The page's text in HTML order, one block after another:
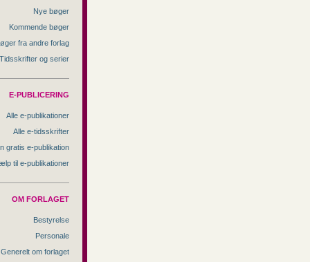
Nye bøger
Kommende bøger
fra andre forlag
Tidsskrifter og serier
E-PUBLICERING
Alle e-publikationer
Alle e-tidsskrifter
gratis e-publikation
til e-publikationer
OM FORLAGET
Bestyrelse
Personale
Generelt om forlaget